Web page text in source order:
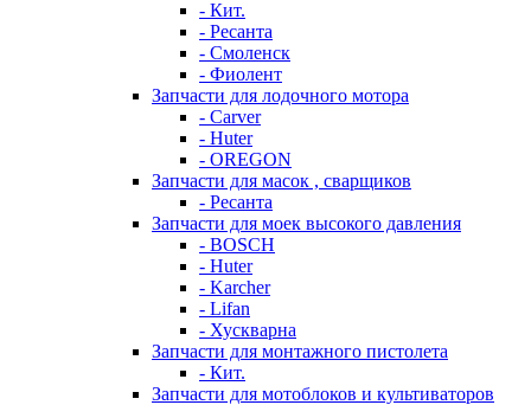
- Кит.
- Ресанта
- Смоленск
- Фиолент
Запчасти для лодочного мотора
- Carver
- Huter
- OREGON
Запчасти для масок , сварщиков
- Ресанта
Запчасти для моек высокого давления
- BOSCH
- Huter
- Karcher
- Lifan
- Хускварна
Запчасти для монтажного пистолета
- Кит.
Запчасти для мотоблоков и культиваторов